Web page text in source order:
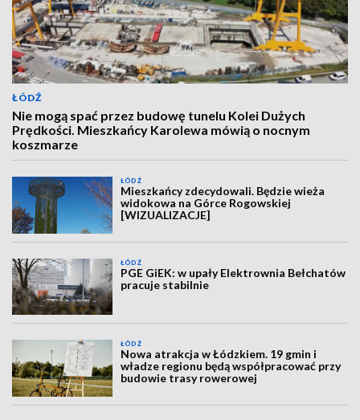
ŁÓDŹ
Nie mogą spać przez budowę tunelu Kolei Dużych
Prędkości. Mieszkańcy Karolewa mówią o nocnym
koszmarze
ŁÓDŹ
Mieszkańcy zdecydowali. Będzie wieża
widokowa na Górce Rogowskiej
[WIZUALIZACJE]
ŁÓDŹ
PGE GiEK: w upały Elektrownia Bełchatów
pracuje stabilnie
ŁÓDŹ
Nowa atrakcja w Łódzkiem. 19 gmin i
władze regionu będą współpracować przy
budowie trasy rowerowej